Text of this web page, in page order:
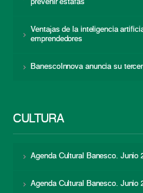
prevenir estafas
Ventajas de la inteligencia
emprendedores
BanescoInnova anuncia su
CULTURA
Agenda Cultural Banesco. Junio
Agenda Cultural Banesco. Junio